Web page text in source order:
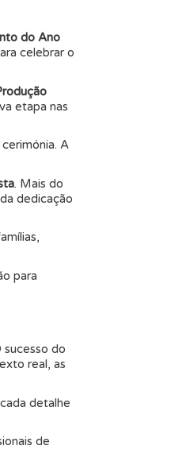
do Ano
celebrar o
etapa nas
A
. Mais do
dedicação
para
sucesso do
real, as
detalhe
de